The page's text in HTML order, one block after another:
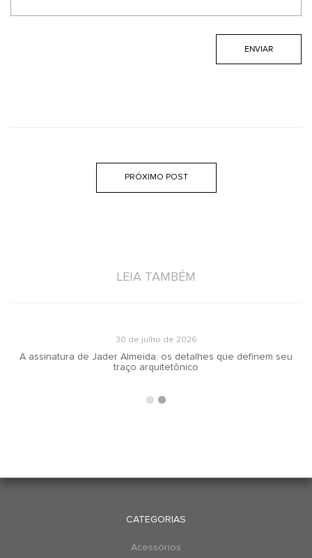
PRÓXIMO POST
LEIA TAMBÉM
30 de julho de 2026
A assinatura de Jader Almeida: os detalhes que definem seu
traço arquitetônico
CATEGORIAS
Acessórios